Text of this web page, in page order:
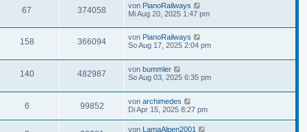
67 374058 von PianoRailways
Mi Aug 20, 2025 1:47 pm
158 366094 von PianoRailways
So Aug 17, 2025 2:04 pm
140 482987 von bummler
So Aug 03, 2025 6:35 pm
6 99852 von archimedes
Di Apr 15, 2025 8:27 pm
von LamaAlpen2001